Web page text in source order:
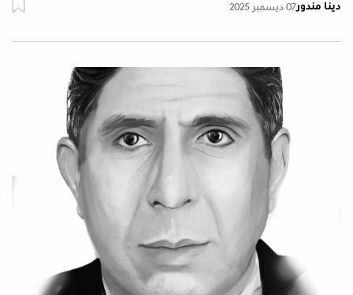
دينا مندور07 ديسمبر 2025